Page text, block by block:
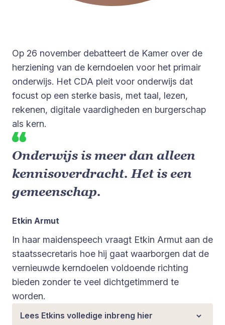
Op 26 november debatteert de Kamer over de
herziening van de kerndoelen voor het primair
onderwijs. Het CDA pleit voor onderwijs dat
focust op een sterke basis, met taal, lezen,
rekenen, digitale vaardigheden en burgerschap
als kern.
Onderwijs is meer dan alleen
kennisoverdracht. Het is een
gemeenschap.
Etkin Armut
In haar maidenspeech vraagt Etkin Armut aan de
staatssecretaris hoe hij gaat waarborgen dat de
vernieuwde kerndoelen voldoende richting
bieden zonder te veel dichtgetimmerd te
worden.
Lees Etkins volledige inbreng hier